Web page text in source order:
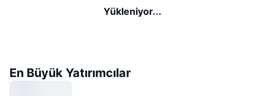
Yükleniyor...
En Büyük Yatırımcılar